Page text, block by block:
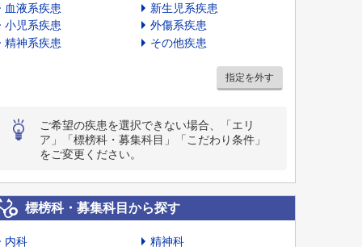
血液系疾患
新生児系疾患
小児系疾患
外傷系疾患
精神系疾患
その他疾患
指定を外す
ご希望の疾患を選択できない場合、「エリ
ア」「標榜科・募集科目」「こだわり条件」
をご変更ください。
標榜科・募集科目から探す
内科 精神科